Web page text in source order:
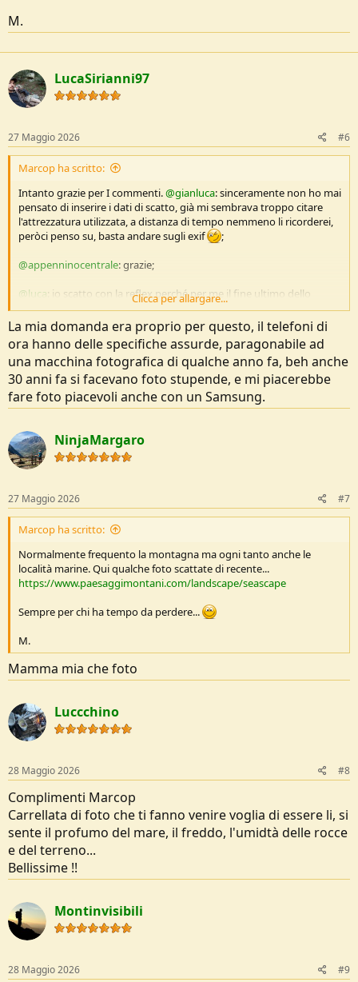
M.
LucaSirianni97
27 Maggio 2026 #6
Marcop ha scritto:
Intanto grazie per I commenti.@gianluca: sinceramente non ho mai
pensato di inserire i dati di scatto, già mi sembrava troppo citare
l'attrezzatura utilizzata, a distanza di tempo nemmeno li ricorderei,
peròci penso su, basta andare sugli exif
;
@appenninocentrale: grazie;
@luca: io scatto con la reflex perché per me il fine ultimo dello
scatto è la stampa. Stampare un 50x70 con una reflex ff non è
proprio la stessa cosa che scattare con un telefono pur evoluto che
sia. Non escludo comunque che con un buon telefono si possono
fare delle ottime foto.
M.
Clicca per allargare...
La mia domanda era proprio per questo, il telefoni di
ora hanno delle specifiche assurde, paragonabile ad
una macchina fotografica di qualche anno fa, beh anche
30 anni fa si facevano foto stupende, e mi piacerebbe
fare foto piacevoli anche con un Samsung.
NinjaMargaro
27 Maggio 2026 #7
Marcop ha scritto:
Normalmente frequento la montagna ma ogni tanto anche le
località marine. Qui qualche foto scattate di recente...
https://www.paesaggimontani.com/landscape/seascape
Sempre per chi ha tempo da perdere...
M.
Mamma mia che foto
Luccchino
28 Maggio 2026 #8
Complimenti Marcop
Carrellata di foto che ti fanno venire voglia di essere li, si
sente il profumo del mare, il freddo, l'umidtà delle rocce
e del terreno...
Bellissime !!
Montinvisibili
28 Maggio 2026 #9